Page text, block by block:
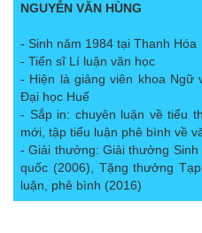
NGUYỄN VĂN HÙNG
- Sinh năm 1984 tại Thanh Hóa
- Tiến sĩ Lí luận văn học
- Hiện là giảng viên khoa Ngữ
Đại học Huế
- Sắp in: chuyên luận về tiểu
mới, tập tiểu luận phê bình về
- Giải thưởng: Giải thưởng
quốc (2006), Tặng thưởng
luận, phê bình (2016)